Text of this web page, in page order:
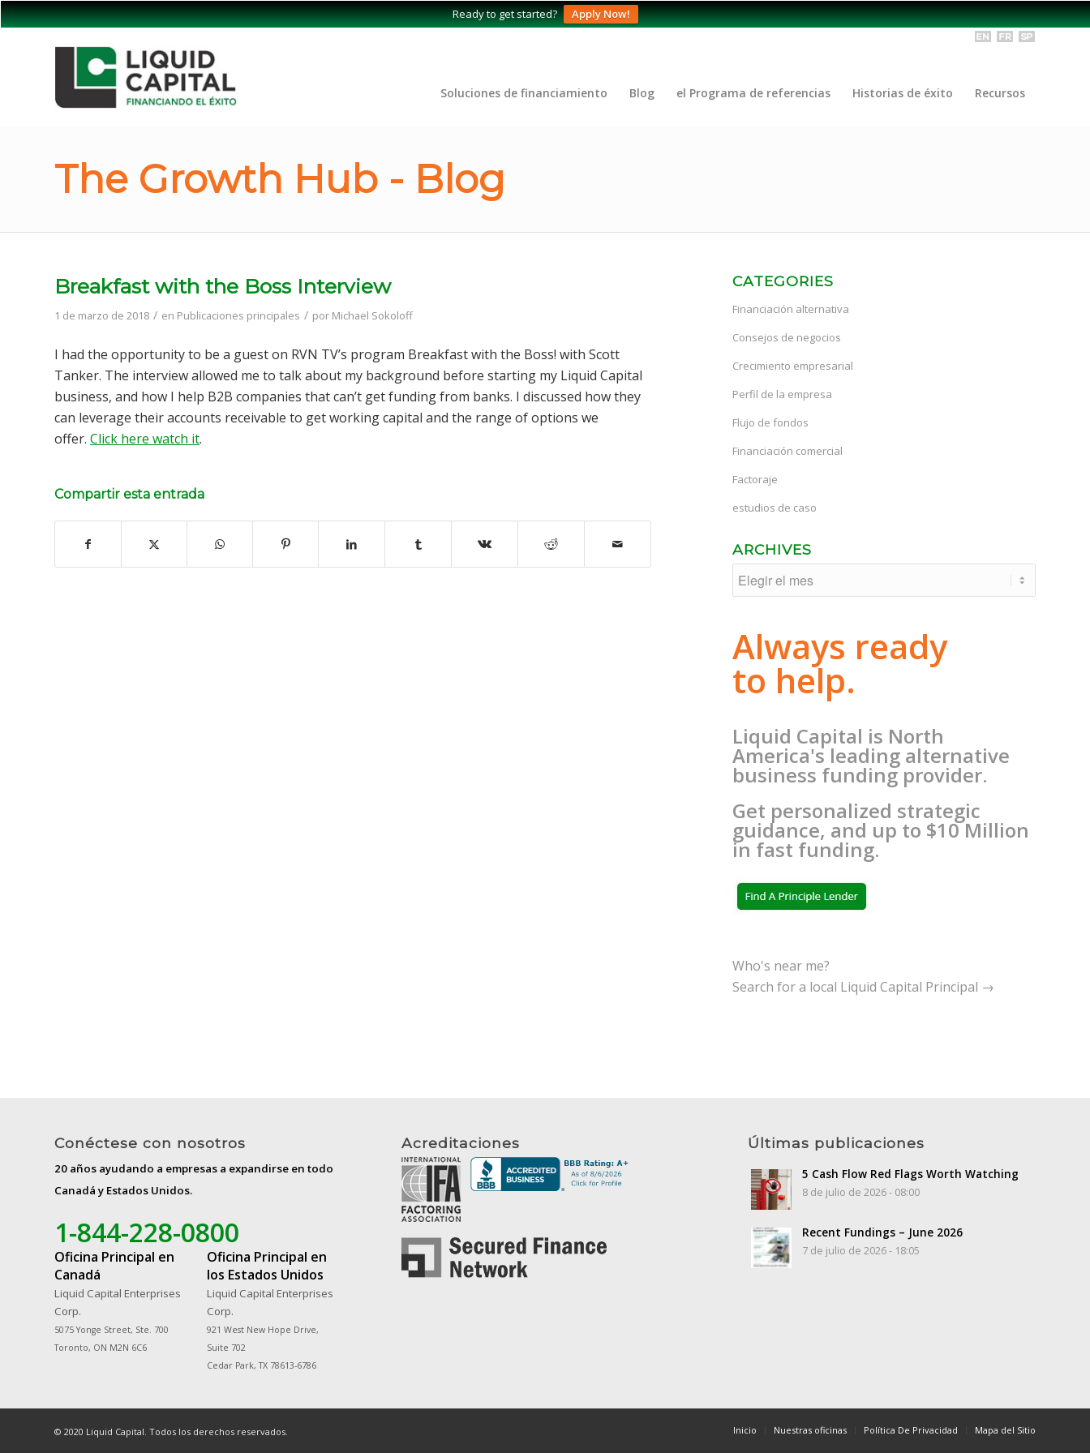
Ready to get started? Apply Now!
Soluciones de financiamiento Blog el Programa de referencias Historias de éxito Recursos
The Growth Hub - Blog
Breakfast with the Boss Interview
1 de marzo de 2018 / en Publicaciones principales / por Michael Sokoloff
I had the opportunity to be a guest on RVN TV’s program Breakfast with the Boss! with Scott
Tanker. The interview allowed me to talk about my background before starting my Liquid Capital
business, and how I help B2B companies that can’t get funding from banks. I discussed how they
can leverage their accounts receivable to get working capital and the range of options we
offer. Click here watch it.
Compartir esta entrada
CATEGORIES
Financiación alternativa
Consejos de negocios
Crecimiento empresarial
Perfil de la empresa
Flujo de fondos
Financiación comercial
Factoraje
estudios de caso
ARCHIVES
Always ready
to help.
Liquid Capital is North
America's leading alternative
business funding provider.
Get personalized strategic
guidance, and up to $10 Million
in fast funding.
Who's near me?
Search for a local Liquid Capital Principal →
Conéctese con nosotros
20 años ayudando a empresas a expandirse en todo
Canadá y Estados Unidos.
1-844-228-0800
Oficina Principal en
Canadá
Liquid Capital Enterprises
Corp.
5075 Yonge Street, Ste. 700
Toronto, ON M2N 6C6
Oficina Principal en
los Estados Unidos
Liquid Capital Enterprises
Corp.
921 West New Hope Drive,
Suite 702
Cedar Park, TX 78613-6786
Acreditaciones Últimas publicaciones
5 Cash Flow Red Flags Worth Watching
8 de julio de 2026 - 08:00
Recent Fundings – June 2026
7 de julio de 2026 - 18:05
© 2020 Liquid Capital. Todos los derechos reservados. Inicio Nuestras oficinas Política De Privacidad Mapa del Sitio